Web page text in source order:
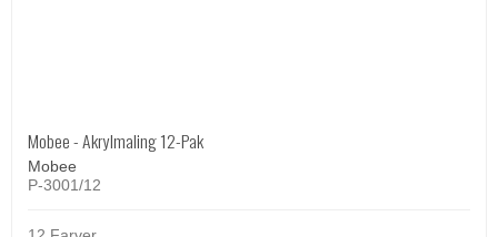
Mobee - Akrylmaling 12-Pak
Mobee
P-3001/12